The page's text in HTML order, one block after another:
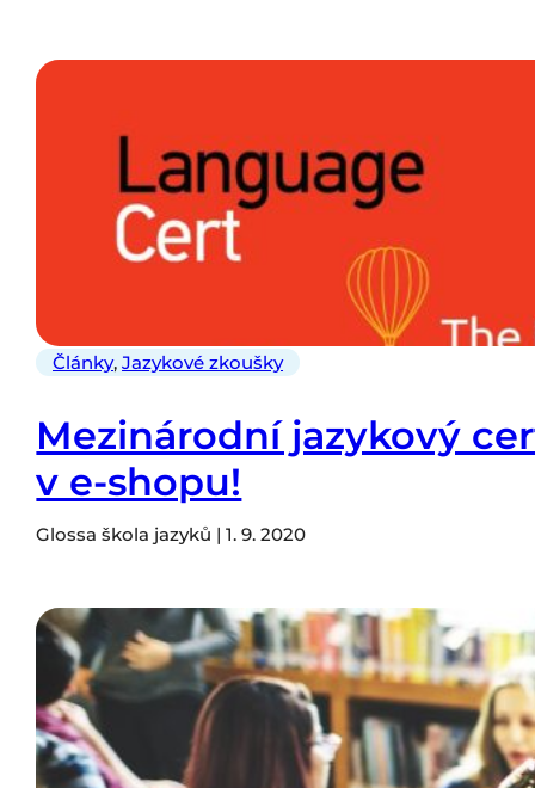
Články,Jazykové zkoušky
Mezinárodní jazykový
v e-shopu!
Glossa škola jazyků | 1. 9. 2020